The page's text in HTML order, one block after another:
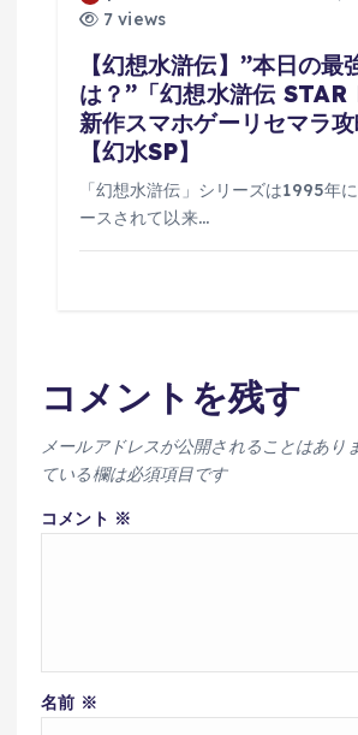
7 views
【幻想水滸伝】”本日の最
は？”「幻想水滸伝 STAR
新作スマホゲーリセマラ
【幻水SP】
「幻想水滸伝」シリーズは1995年
ースされて以来…
コメントを残す
メールアドレスが公開されることはあり
ている欄は必須項目です
コメント ※
名前 ※